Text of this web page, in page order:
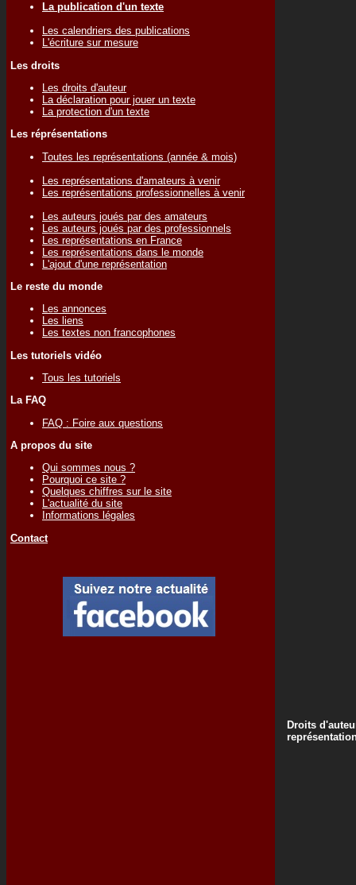
La publication d'un texte
Les calendriers des publications
L'écriture sur mesure
Les droits
Les droits d'auteur
La déclaration pour jouer un texte
La protection d'un texte
Les réprésentations
Toutes les représentations (année & mois)
Les représentations d'amateurs à venir
Les représentations professionnelles à venir
Les auteurs joués par des amateurs
Les auteurs joués par des professionnels
Les représentations en France
Les représentations dans le monde
L'ajout d'une représentation
Le reste du monde
Les annonces
Les liens
Les textes non francophones
Les tutoriels vidéo
Tous les tutoriels
La FAQ
FAQ : Foire aux questions
A propos du site
Qui sommes nous ?
Pourquoi ce site ?
Quelques chiffres sur le site
L'actualité du site
Informations légales
Contact
Droits